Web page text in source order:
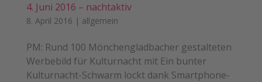
4. Juni 2016 – nachtaktiv
8. April 2016 | allgemein
PM: Rund 100 Mönchengladbacher gestalteten
Werbebild für Kulturnacht mit Ein bunter
Kulturnacht-Schwarm lockt dank Smartphone-